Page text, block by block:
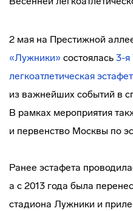
2 мая на Престижной
«Лужники» состоялась 3-я
легкоатлетическая
из важнейших событий в
В рамках мероприятия
и первенство Москвы по
Ранее эстафета
а с 2013 года была
стадиона Лужники и